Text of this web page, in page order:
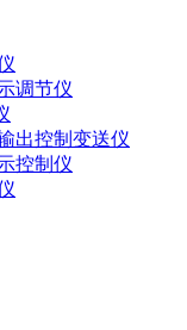
调节仪
出控制变送仪
控制仪